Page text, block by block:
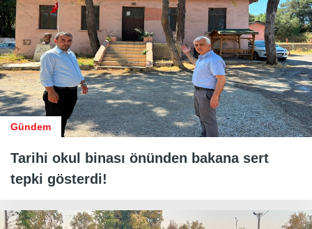
Gündem
Tarihi okul binası önünden bakana sert
tepki gösterdi!